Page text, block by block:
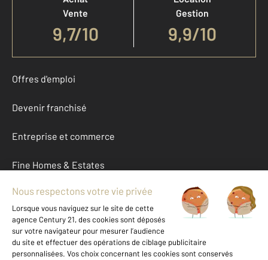
Vente
9,7/10
Gestion
9,9/10
Offres d'emploi
Devenir franchisé
Entreprise et commerce
Fine Homes & Estates
À propos
International
Nous contacter